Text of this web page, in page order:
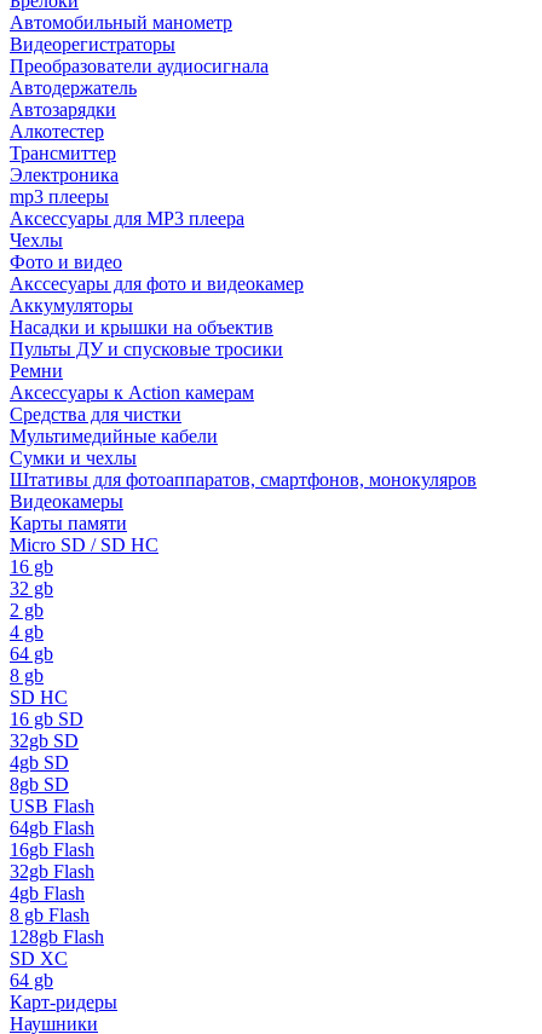
Автомобильный манометр
Видеорегистраторы
Преобразователи аудиосигнала
Автодержатель
Автозарядки
Алкотестер
Трансмиттер
Электроника
mp3 плееры
Аксессуары для MP3 плеера
Чехлы
Фото и видео
Акссесуары для фото и видеокамер
Аккумуляторы
Насадки и крышки на объектив
Пульты ДУ и спусковые тросики
Ремни
Аксессуары к Action камерам
Средства для чистки
Мультимедийные кабели
Сумки и чехлы
Штативы для фотоаппаратов, смартфонов, монокуляров
Видеокамеры
Карты памяти
Micro SD / SD HC
16 gb
32 gb
2 gb
4 gb
64 gb
8 gb
SD HC
16 gb SD
32gb SD
4gb SD
8gb SD
USB Flash
64gb Flash
16gb Flash
32gb Flash
4gb Flash
8 gb Flash
128gb Flash
SD XC
64 gb
Карт-ридеры
Наушники